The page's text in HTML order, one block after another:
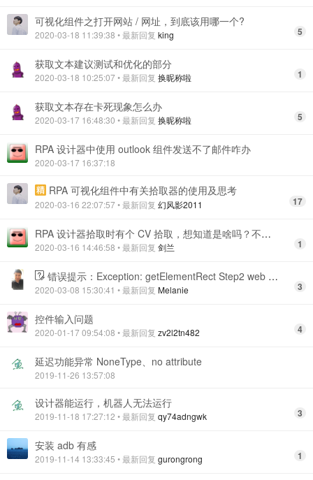
可视化组件之打开网站 / 网址，到底该用哪一个?
2020-03-18 11:39:38 • 最新回复 king 5
获取文本建议测试和优化的部分
2020-03-18 10:25:07 • 最新回复 换昵称啦 1
获取文本存在卡死现象怎么办
2020-03-17 16:48:30 • 最新回复 换昵称啦 5
RPA 设计器中使用 outlook 组件发送不了邮件咋办
2020-03-17 16:37:18
RPA 可视化组件中有关拾取器的使用及思考
2020-03-16 22:07:57 • 最新回复 幻风影2011 17
RPA 设计器拾取时有个 CV 拾取，想知道是啥吗？不服来辩
2020-03-16 14:46:58 • 最新回复 剑兰 1
错误提示：Exception: getElementRect Step2 web return error,cannot find element
2020-03-08 15:30:41 • 最新回复 Melanie 3
控件输入问题
2020-01-17 09:54:08 • 最新回复 zv2l2tn482 4
延迟功能异常 NoneType、no attribute
2019-11-26 13:57:08
设计器能运行，机器人无法运行
2019-11-18 17:27:12 • 最新回复 qy74adngwk 3
安装 adb 有感
2019-11-14 13:33:45 • 最新回复 gurongrong 1